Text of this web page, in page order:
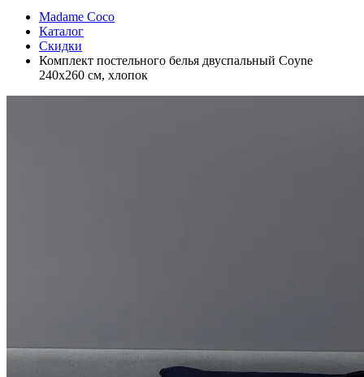
Madame Coco
Каталог
Скидки
Комплект постельного белья двуспальный Coyne
240x260 см, хлопок